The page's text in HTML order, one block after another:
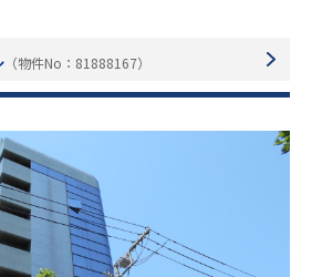
（物件No：81888167）